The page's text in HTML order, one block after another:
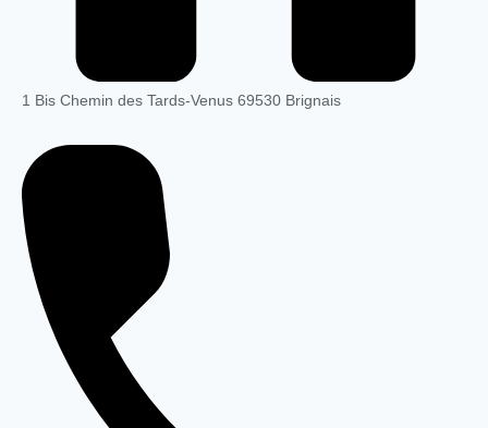
1 Bis Chemin des Tards-Venus 69530 Brignais